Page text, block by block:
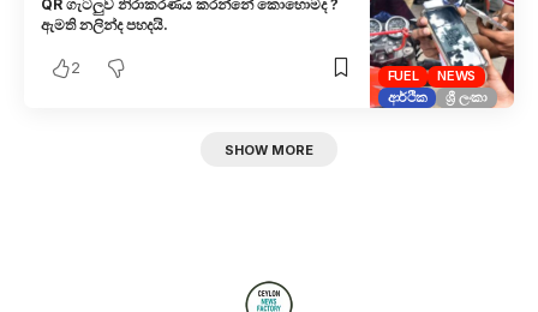
FUEL
NEWS
ආර්ථික
ශ්‍රී ලංකා
QR ගැටලුව නිරාකරණය කරන්නේ කොහොමද ?
ඇමති නලින්ද පහදයි.
2
SHOW MORE